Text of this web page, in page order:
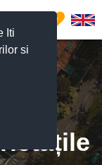
Iti
si
0